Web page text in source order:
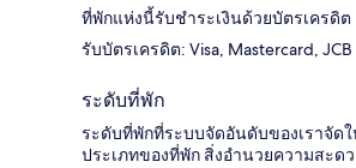
ที่พักแห่งนี้รับชำระเงินด้วยบัตรเครดิต
รับบัตรเครดิต: Visa, Mastercard,
ระดับที่พัก
ระดับที่พักที่ระบบจัดอันดับของเราจัด
ประเภทของที่พัก สิ่งอำนวยความสะด